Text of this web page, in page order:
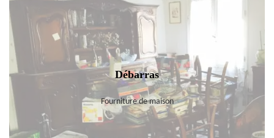
Débarras
Fourniture de maison